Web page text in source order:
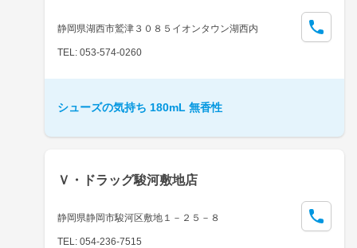
静岡県湖西市鷲津３０８５イオンタウン湖西内
TEL: 053-574-0260
シューズの気持ち 180mL 無香性
Ｖ・ドラッグ駿河敷地店
静岡県静岡市駿河区敷地１－２５－８
TEL: 054-236-7515